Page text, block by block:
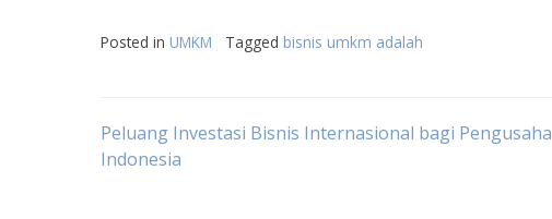
Posted in UMKM Tagged bisnis umkm adalah
Post
Peluang Investasi Bisnis Internasional bagi Pengusaha
Indonesia